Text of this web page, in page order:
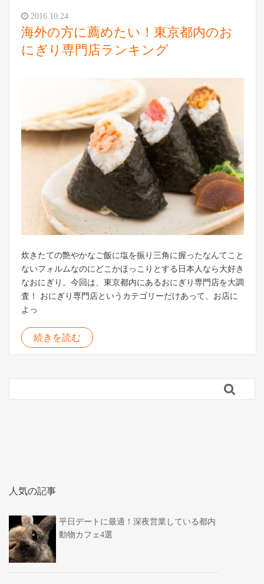
2016.10.24
海外の方に薦めたい！東京都内のお
にぎり専門店ランキング
炊きたての艶やかなご飯に塩を振り三角に握ったなんてこと
ないフォルムなのにどこかほっこりとする日本人なら大好き
なおにぎり。今回は、東京都内にあるおにぎり専門店を大調
査！ おにぎり専門店というカテゴリーだけあって、お店に
よっ
続きを読む

人気の記事
平日デートに最適！深夜営業している都内
動物カフェ4選